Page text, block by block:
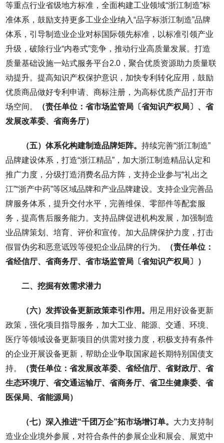
等重点行业省级地方标准，全面构建工业领域“浙江制造”标
准体系，鼓励支持更多工业企业纳入“品字标浙江制造”品牌
体系，引导制造业企业对标国际领先标准，以标准引领产业
升级，破除行业“内卷式”竞争，推动行业高质量发展。打造
质量基础设施一站式服务平台2.0，聚合优质资源助力质量联
动提升。提高知识产权保护意识，加快专利转化应用，鼓励
优质商品做好专利申请、商标注册，为高标优质产品打开市
场空间。
（责任单位：省市场监管局〔省知识产权局〕、省
发展改革委、省商务厅）
（五）体系化构建制造品牌矩阵。持续完善“浙江制造”
品牌建设体系，打造“浙江精品”，加大浙江制造精品认定和
推广力度，分级打造消费名品方阵，支持企业参与“礼出之
江”“浙产中药”等区域品牌和产业品牌建设。支持企业完善品
牌服务体系，提升交付水平，完善维保、零部件等配套服
务，提高售后服务能力。支持品牌促进机构发展，加强制造
业品牌策划、培育、评价和宣传。加大品牌保护力度，打击
假冒伪劣和恶意诋毁等侵犯企业品牌的行为。
（责任单位：
省经信厅、省商务厅、省市场监管局〔省知识产权局〕）
二、挖掘有效需求潜力
（六）发挥设备更新政策牵引作用。
用足用好设备更新
政策，强化项目指导服务，加大工业、能源、交通、环境、
医疗等领域设备更新项目的供需对接力度，积极支持有条件
的企业开展设备更新，帮助企业争取国家超长期特别国债支
持。
（责任单位：省发展改革委、省经信厅、省财政厅、省
生态环境厅、省交通运输厅、省商务厅、省卫生健康委、省
医保局、省能源局）
（七）深入推进“千团万企”拓市场增订单。 大力支持制
造业企业境外参展，对符合条件的参展企业和展会、展览中